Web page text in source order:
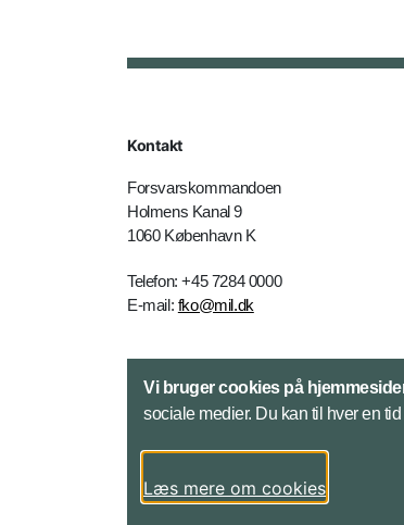
Kontakt
Forsvarskommandoen
Holmens Kanal 9
1060 København K
Telefon: +45 7284 0000
E-mail: fko@mil.dk
Kontakt
Vi bruger cookies på
sociale medier. Du kan til hver en
Læs mere om cookies